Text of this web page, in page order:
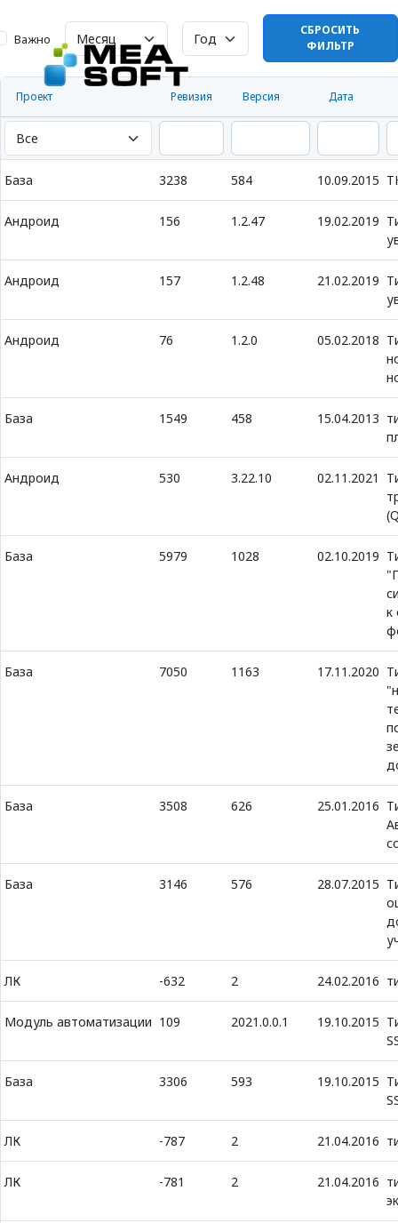
Важно
СБРОСИТЬ
ФИЛЬТР
Проект Ревизия Версия Дата
База 3238 584 10.09.2015
Андроид 156 1.2.47 19.02.2019
Андроид 157 1.2.48 21.02.2019
Андроид 76 1.2.0 05.02.2018
База 1549 458 15.04.2013
Андроид 530 3.22.10 02.11.2021
База 5979 1028 02.10.2019
к
База 7050 1163 17.11.2020
База 3508 626 25.01.2016
База 3146 576 28.07.2015
ЛК -632 2 24.02.2016
Модуль автоматизации 109 2021.0.0.1 19.10.2015
База 3306 593 19.10.2015
ЛК -787 2 21.04.2016
ЛК -781 2 21.04.2016